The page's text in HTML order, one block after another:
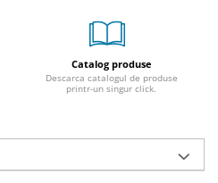
Catalog produse
Descarca catalogul de produse
printr-un singur click.